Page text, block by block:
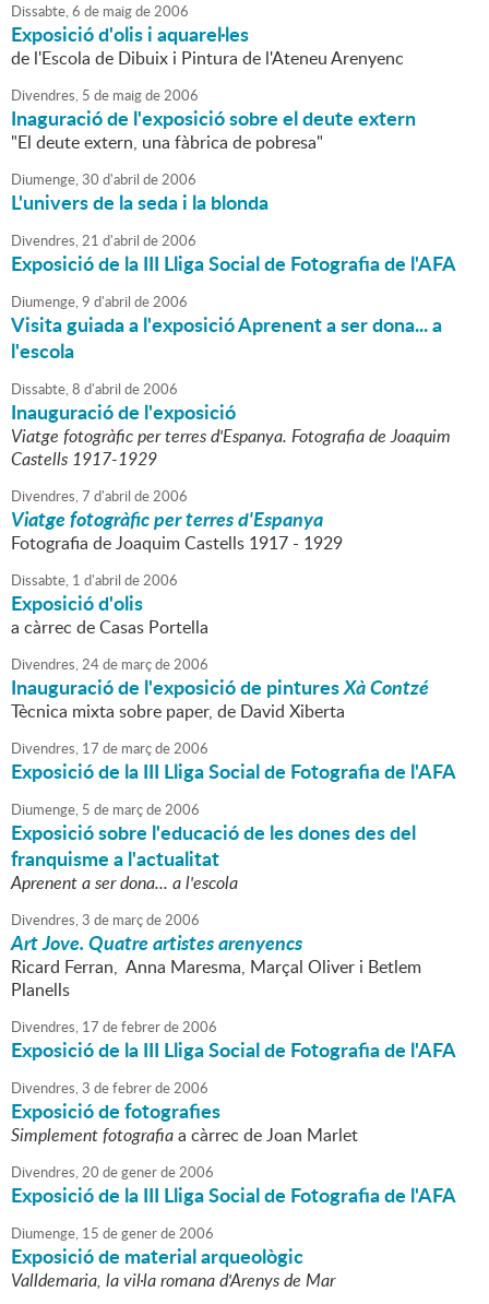
Dissabte,6 de maigde2006
Exposició d'olis i aquarel·les
de l'Escola de Dibuix i Pintura de l'Ateneu Arenyenc
Divendres, 5 de maigde2006
Inaguració de l'exposició sobre el deute extern
"El deute extern, una fàbrica de pobresa"
Diumenge,30 d'abril de2006
L'univers de la seda i la blonda
Divendres,21 d'abril de2006
Exposició de la III Lliga Social de Fotografia de l'AFA
Diumenge,9 d'abril de2006
Visita guiada a l'exposició Aprenent a ser dona... a
l'escola
Dissabte,8 d'abril de2006
Inauguració de l'exposició
Viatge fotogràfic per terres d'Espanya. Fotografia de Joaquim
Castells 1917-1929
Divendres,7 d'abril de2006
Viatge fotogràfic per terres d'Espanya
Fotografia de Joaquim Castells 1917 - 1929
Dissabte, 1 d'abril de2006
Exposició d'olis
a càrrec de Casas Portella
Divendres,24de marçde2006
Inauguració de l'exposició de pinturesXà Contzé
Tècnica mixta sobre paper, de David Xiberta
Divendres, 17 de marçde2006
Exposició de la III Lliga Social de Fotografia de l'AFA
Diumenge, 5 de marçde2006
Exposició sobre l'educació de les dones des del
franquisme a l'actualitat
Aprenent a ser dona... a l'escola
Divendres,3 de marçde2006
Art Jove. Quatre artistes arenyencs
Ricard Ferran, Anna Maresma, Marçal Oliver i Betlem
Planells
Divendres, 17 defebrerde2006
Exposició de la III Lliga Social de Fotografia de l'AFA
Divendres,3 defebrerde2006
Exposició de fotografies
Simplement fotografiaa càrrec de Joan Marlet
Divendres,20 degenerde2006
Exposició de la III Lliga Social de Fotografia de l'AFA
Diumenge, 15 degenerde2006
Exposició de material arqueològic
Valldemaria, la vil·la romana d'Arenys de Mar